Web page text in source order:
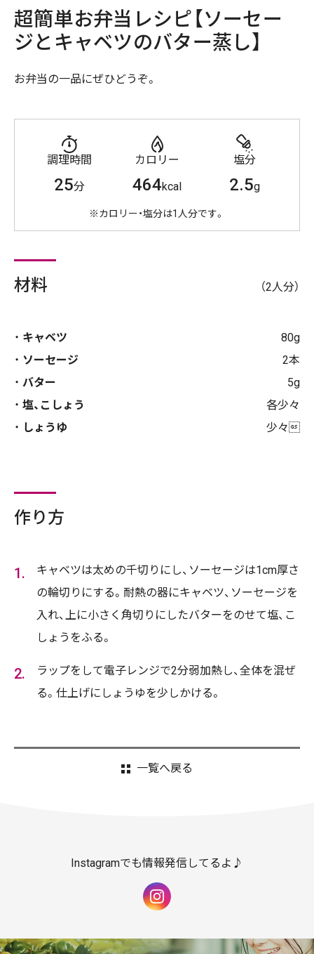
超簡単お弁当レシピ【ソーセー
ジとキャベツのバター蒸し】
お弁当の一品にぜひどうぞ。
調理時間
25分
カロリー
464kcal
塩分
2.5g
※カロリー・塩分は1人分です。
材料 （2人分）
キャベツ
80g
ソーセージ
2本
バター
5g
塩、こしょう
各少々
しょうゆ
少々
作り方
キャベツは太めの千切りにし、ソーセージは1cm厚さ
の輪切りにする。耐熱の器にキャベツ、ソーセージを
入れ、上に小さく角切りにしたバターをのせて塩、こ
しょうをふる。
ラップをして電子レンジで2分弱加熱し、全体を混ぜ
る。仕上げにしょうゆを少しかける。
一覧へ戻る
Instagramでも情報発信してるよ♪